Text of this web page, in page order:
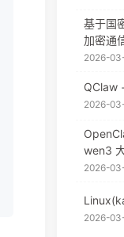
基于国
加密通
2026-
QClaw
2026-
wen3
2026-
2026-